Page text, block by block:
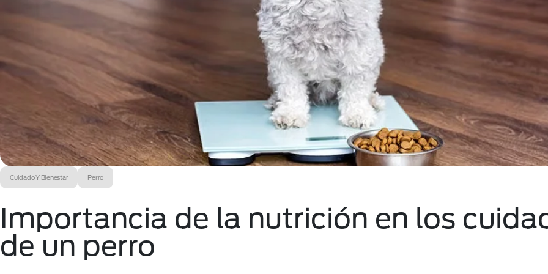
Cuidado Y Bienestar Perro
Importancia de la nutrición en los
de un perro